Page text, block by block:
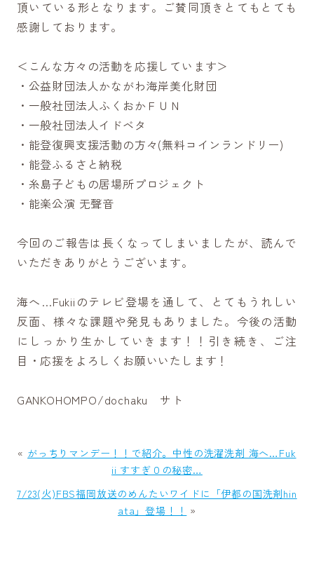
頂いている形となります。ご賛同頂きとてもとても
感謝しております。
＜こんな方々の活動を応援しています＞
・公益財団法人かながわ海岸美化財団
・一般社団法人ふくおかＦＵＮ
・一般社団法人イドベタ
・能登復興支援活動の方々(無料コインランドリー)
・能登ふるさと納税
・糸島子どもの居場所プロジェクト
・能楽公演 无聲音
今回のご報告は長くなってしまいましたが、読んで
いただきありがとうございます。
海へ…Fukiiのテレビ登場を通して、とてもうれしい
反面、様々な課題や発見もありました。今後の活動
にしっかり生かしていきます！！引き続き、ご注
目・応援をよろしくお願いいたします！
GANKOHOMPO/dochaku サト
« がっちりマンデー！！で紹介。中性の洗濯洗剤 海へ…Fuk
ii すすぎ０の秘密…
7/23(火)FBS福岡放送のめんたいワイドに「伊都の国洗剤hin
ata」登場！！ »